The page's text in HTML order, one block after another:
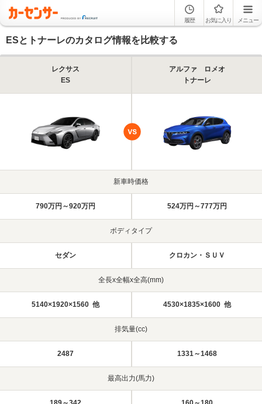
履歴 お気に入り メニュー
ESとトナーレのカタログ情報を比較する
レクサス
ES
アルファ ロメオ
トナーレ
新車時価格
790万円～920万円 524万円～777万円
ボディタイプ
セダン クロカン・ＳＵＶ
全長x全幅x全高(mm)
5140×1920×1560 他 4530×1835×1600 他
排気量(cc)
2487 1331～1468
最高出力(馬力)